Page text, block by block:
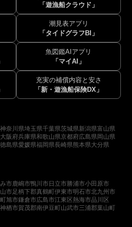
「遊漁船クラウド」
潮見表アプリ
「タイドグラフBI」
魚図鑑AIアプリ
「マイAI」
充実の補償内容と安さ
「新・遊漁船保険DX」
神奈川県埼玉県千葉県茨城県新潟県富山県
大阪府兵庫県和歌山県京都府広島県岡山県
徳島県愛媛県福岡県長崎県熊本県大分県
市鹿嶋市鴨川市日立市勝浦市小田原市
市足柄下郡真鶴町伊東市明石市北九州市
旭市鎌倉市広島市江東区熱海市品川区
神栖市賀茂郡南伊豆町山武市三浦郡葉山町